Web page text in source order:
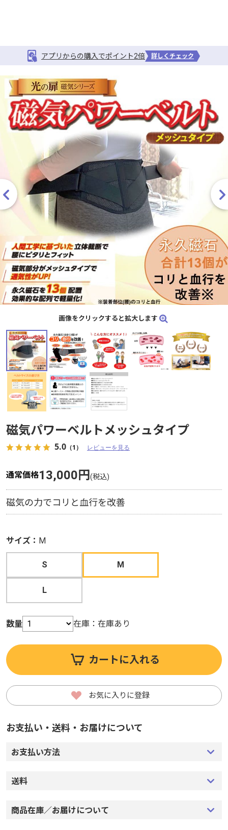
アプリからの購入でポイント2倍 詳しくチェック
画像をクリックすると拡大します
磁気パワーベルトメッシュタイプ
5.0 （1） レビューを見る
通常価格13,000円
磁気の力でコリと血行を改善
サイズ： S
S M
L
数量 在庫： 在庫あり
カートに入れる
お気に入りに登録
お支払い・送料・お届けについて
お支払い方法
送料
商品在庫／お届けについて
画像をクリックすると拡大します
磁気パワーベルトメッシュタイプ
5.0 （1） レビューを見る
通常価格13,000円
磁気の力でコリと血行を改善
サイズ： M
S M
L
数量 在庫： 在庫あり
カートに入れる
お気に入りに登録
お支払い・送料・お届けについて
お支払い方法
送料
商品在庫／お届けについて